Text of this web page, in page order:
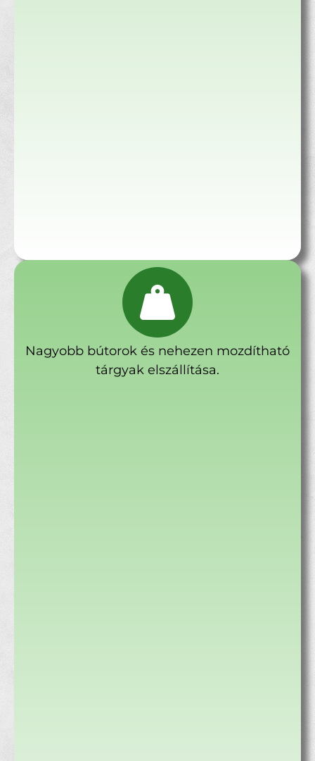
Nagyobb bútorok és nehezen mozdítható
tárgyak elszállítása.